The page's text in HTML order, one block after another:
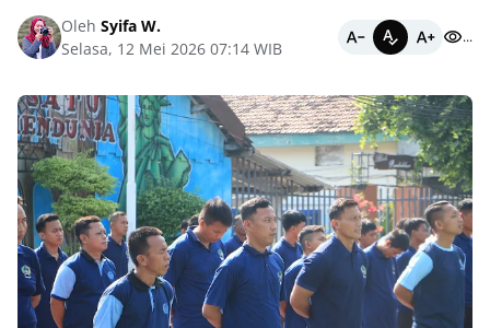
Oleh Syifa W.
Selasa, 12 Mei 2026 07:14 WIB
...